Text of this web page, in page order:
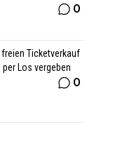
0
freien Ticketverkauf
Los vergeben
0